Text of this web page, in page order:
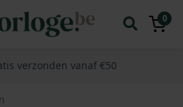
0
verzonden vanaf €50